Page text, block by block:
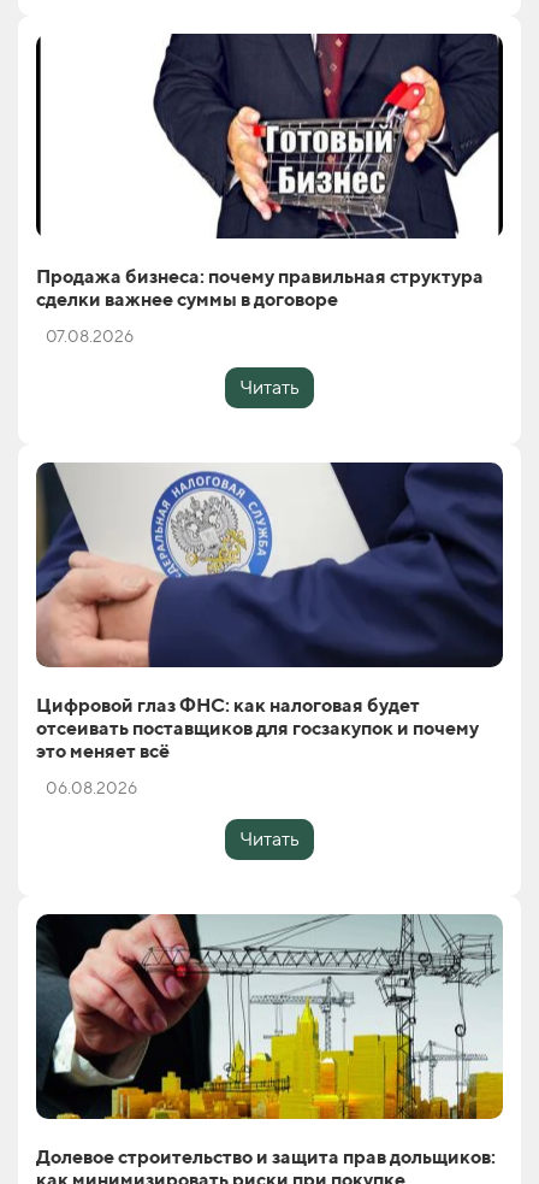
Продажа бизнеса: почему правильная структура
сделки важнее суммы в договоре
07.08.2026
Читать
Цифровой глаз ФНС: как налоговая будет
отсеивать поставщиков для госзакупок и почему
это меняет всё
06.08.2026
Читать
Долевое строительство и защита прав дольщиков: